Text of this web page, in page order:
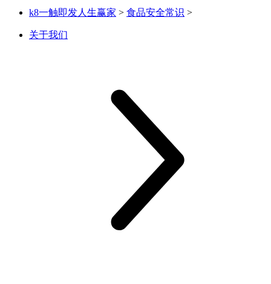
k8一触即发人生赢家 > 食品安全常识 >
关于我们